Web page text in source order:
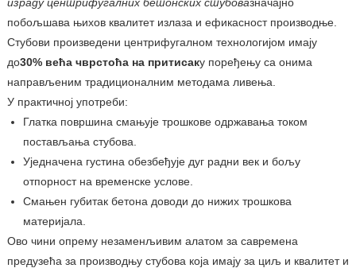
побољшава њихов квалитет излаза и ефикасност производње.
Стубови произведени центрифугалном технологијом имају
до30% већа чврстоћа на притисаку поређењу са онима
направљеним традиционалним методама ливења.
У практичној употреби:
Глатка површина смањује трошкове одржавања током
постављања стубова.
Уједначена густина обезбеђује дуг радни век и бољу
отпорност на временске услове.
Смањен губитак бетона доводи до нижих трошкова
материјала.
Ово чини опрему незаменљивим алатом за савремена
предузећа за производњу стубова која имају за циљ и квалитет и